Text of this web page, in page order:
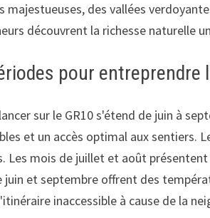
majestueuses, des vallées
découvrent la richesse naturelle
pour entreprendre
sur le GR10 s'étend de juin à
et un accès optimal aux sentiers.
Les mois de juillet et août
et septembre offrent des
inaccessible à cause de la